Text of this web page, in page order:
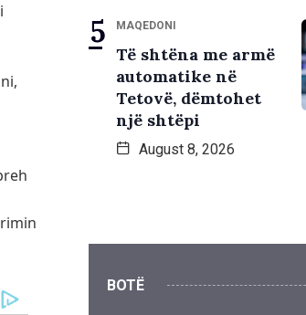
MAQEDONI
Të shtëna me armë
automatike në
Tetovë, dëmtohet
një shtëpi
August 8, 2026
BOTË